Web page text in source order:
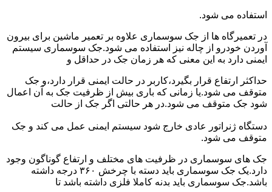
استفاده می شود.
در تعمیرگاه ها از جک سوسماری علاوه بر تعمیر ماشین برای بیرون
آوردن خودرو از چاله نیز استفاده می شود.جک سوسماری سیستم
ایمنی دارد به این معنی که هر زمان جک در حداقل و
حداکثر ارتفاع قرار بگیرد،کاربر در حالت ایمنی قرار دارد،و جک
متوقف می شود.یا زمانی که باری بیش از ظرفیت جک به آن اعمال
شود جک متوقف می شود.در هر حالتی اگر جک از حالت
دستگاه ژنراتور عادی خارج شود سیستم ایمنی عمل می کند و جک
متوقف می شود.
جک های سوسماری در ظرفیت های مختلف و ارتفاع گوناگون وجود
دارد.یک جک سوسماری باید دسته با چرخش ۳۶۰ درجه داشته
باشد.جک سوسماری باید بدنه کاملا فلزی داشته باشد تا